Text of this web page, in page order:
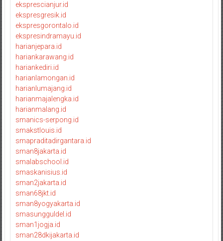
eksprescianjur.id
ekspresgresik.id
ekspresgorontalo.id
ekspresindramayu.id
harianjepara.id
hariankarawang.id
hariankediri.id
harianlamongan.id
harianlumajang.id
harianmajalengka.id
harianmalang.id
smanics-serpong.id
smakstlouis.id
smapraditadirgantara.id
sman8jakarta.id
smalabschool.id
smaskanisius.id
sman2jakarta.id
sman68jkt.id
sman8yogyakarta.id
smasungguldel.id
sman1jogja.id
sman28dkijakarta.id